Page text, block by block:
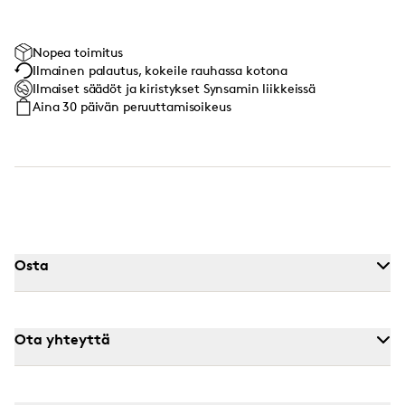
Nopea toimitus
Ilmainen palautus, kokeile rauhassa kotona
Ilmaiset säädöt ja kiristykset Synsamin liikkeissä
Aina 30 päivän peruuttamisoikeus
Osta
Ota yhteyttä